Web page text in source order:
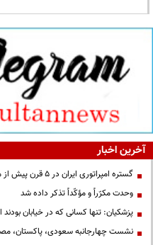
آخرین اخبار
گستره امپراتوری ایران در ۵ قرن پیش از میلاد؛ تصویری از ایران ۲۵ قرن پیش
وحدت مکرّراً و مؤکّداً تذکر داده شد
پزشکیان: تنها کسانی که در خیابان
نشست چهارجانبه سعودی، پاکستان، مصر